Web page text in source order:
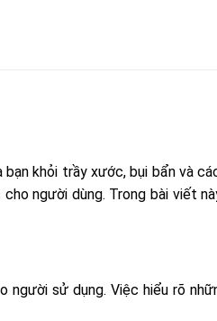
khỏi trầy xước, bụi bẩn và
người dùng. Trong bài viết
sử dụng. Việc hiểu rõ